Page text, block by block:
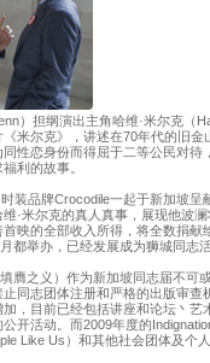
）担纲演出主角哈维·米尔克（
米尔克》，讲述在70年代的旧金
性恋身份而得屈于二等公民对待
利的故事。
装品牌Crocodile一起于新加坡
·米尔克的真人真事，展现他波
映的全部收入所得，将全数捐献
都举办，已经发展成为狮城同志
膺之义）作为新加坡同志届不可
同志团体注册和严格的出版审查
加，目前已经包括讲座和论坛丶
开活动。而2009年度的
Like Us）和其他社会团体及个